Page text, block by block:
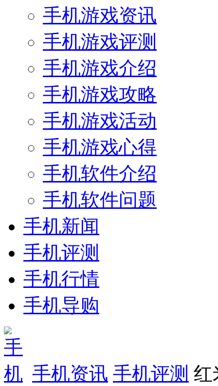
手机游戏资讯
手机游戏评测
手机游戏介绍
手机游戏攻略
手机游戏活动
手机游戏心得
手机软件介绍
手机软件问题
手机新闻
手机评测
手机行情
手机导购
手机资讯 手机评测 红